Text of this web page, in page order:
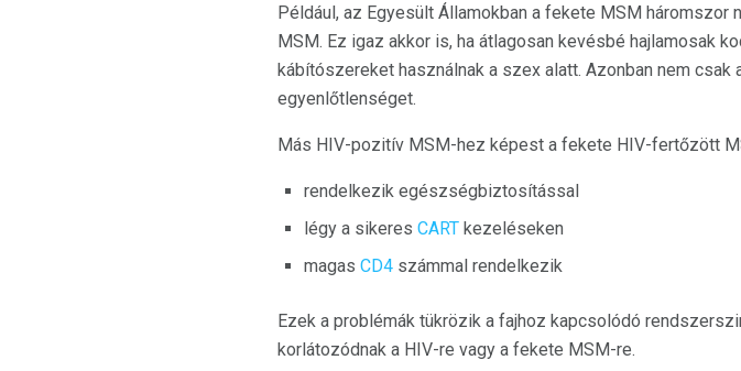
Például, az Egyesült Államokban a fekete MSM
MSM. Ez igaz akkor is, ha átlagosan kevésbé hajlamosak
kábítószereket használnak a szex alatt. Azonban nem
egyenlőtlenséget.
Más HIV-pozitív MSM-hez képest a fekete HIV-fertőzött
rendelkezik egészségbiztosítással
légy a sikeres CART kezeléseken
magas CD4 számmal rendelkezik
Ezek a problémák tükrözik a fajhoz kapcsolódó
korlátozódnak a HIV-re vagy a fekete MSM-re.